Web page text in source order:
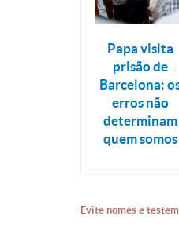
Papa visita
prisão de
Barcelona:
erros não
determinam
quem somos
Evite nomes e